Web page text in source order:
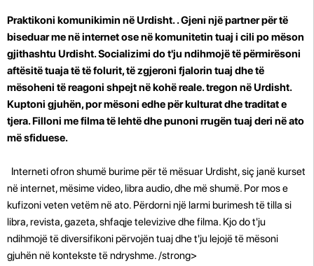
Praktikoni komunikimin në Urdisht. . Gjeni një partner për të
biseduar me në internet ose në komunitetin tuaj i cili po mëson
gjithashtu Urdisht. Socializimi do t'ju ndihmojë të përmirësoni
aftësitë tuaja të të folurit, të zgjeroni fjalorin tuaj dhe të
mësoheni të reagoni shpejt në kohë reale. tregon në Urdisht.
Kuptoni gjuhën, por mësoni edhe për kulturat dhe traditat e
tjera. Filloni me filma të lehtë dhe punoni rrugën tuaj deri në ato
më sfiduese.
Interneti ofron shumë burime për të mësuar Urdisht, siç janë kurset
në internet, mësime video, libra audio, dhe më shumë. Por mos e
kufizoni veten vetëm në ato. Përdorni një larmi burimesh të tilla si
libra, revista, gazeta, shfaqje televizive dhe filma. Kjo do t'ju
ndihmojë të diversifikoni përvojën tuaj dhe t'ju lejojë të mësoni
gjuhën në kontekste të ndryshme. /strong>